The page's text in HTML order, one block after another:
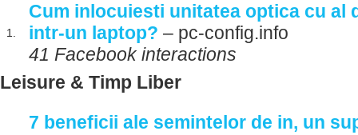
1.
Cum inlocuiesti unitatea optica cu al
intr-un laptop? – pc-config.info
41 Facebook interactions
Leisure & Timp Liber
7 beneficii ale semintelor de in, un